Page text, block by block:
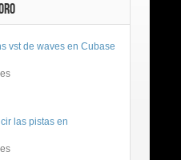
vst de waves en Cubase
las pistas en